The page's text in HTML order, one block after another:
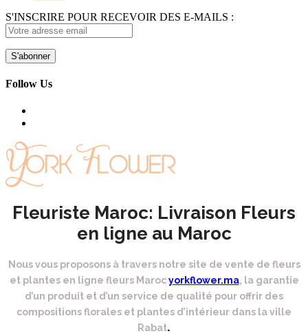
S'INSCRIRE POUR RECEVOIR DES E-MAILS :
Follow Us
Fleuriste Maroc: Livraison Fleurs
en ligne au Maroc
Nous vous proposons à travers notre site de vente de fleurs
et plantes en ligne fleurs Marocyorkflower.ma, la garantie
d’un produit et d’un service de qualité pour offrir des
compositions florales et plantes d’intérieur dans la ville
Rabat.